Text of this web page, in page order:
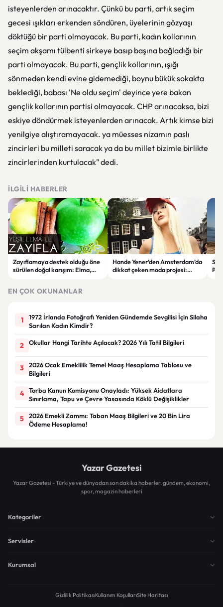
isteyenlerden arınacaktır. Çünkü bu parti, artık seçim
gecesi ışıkları erkenden söndüren, üyelerinin gözyaşı
döktüğü bir parti olmayacak. Bu parti, kadın kollarının
seçim akşamı tülbenti sirkeye basıp başına bağladığı bir
parti olmayacak. Bu parti, gençlik kollarının, ışığı
sönmeden kendi evine gidemediği, boynu bükük sokakta
beklediği, babası 'Ne oldu seçim' deyince yere bakan
gençlik kollarının partisi olmayacak. CHP arınacaksa, bizi
eskiye döndürmek isteyenlerden arınacak. Artık kimse bizi
yenilgiye alıştıramayacak. ya müesses nizamın paslı
zincirleri bu milleti saracak ya da bu millet bizimle birlikte
zincirlerinden kurtulacak" dedi.
İLGILI HABERLER
Zayıflamaya destek olduğu öne
sürülen doğal karışım: Elma,
Hande Yener’den Amsterdam’da
dikkat çeken moda projesi:
EN ÇOK OKUNANLAR
1
1972 İrlanda Fotoğrafı Yeniden Gündemde Sevgilisi İçin Silaha
Sarılan Kadın Kimdir?
2 Okullar Hangi Tarihte Açılacak? 2026 Yılı Tatil Bilgileri
3
2026 Ocak Emeklilik Temel Maaş Hesaplama Tablosu ve
Bilgileri
4
Torba Kanun Komisyonu Onayladı: Yüksek Aidatlara
Sınırlama, Tapu ve Çevre Yasasında Köklü Değişiklikler
5
2026 Emekli Zammı: Taban Maaş Bilgileri ve 20 Bin Lira
Ödeme Hesaplama!
Yazar Gazetesi
Yazar Gazetesi - Türkiye ve dünyadan son dakika haberler, gündem, ekonomi,
spor, magazin haberleri
Kategoriler
Servisler
Kurumsal
Gizlilik PolitikasıKullanım KoşullarıSite Haritası